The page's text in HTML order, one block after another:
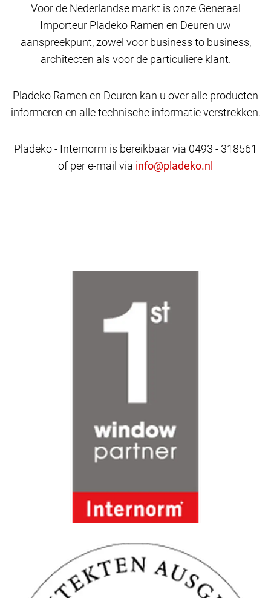
Voor de Nederlandse markt is onze Generaal
Importeur Pladeko Ramen en Deuren uw
aanspreekpunt, zowel voor business to business,
architecten als voor de particuliere klant.
Pladeko Ramen en Deuren kan u over alle producten
informeren en alle technische informatie verstrekken.
Pladeko - Internorm is bereikbaar via 0493 - 318561
of per e-mail via